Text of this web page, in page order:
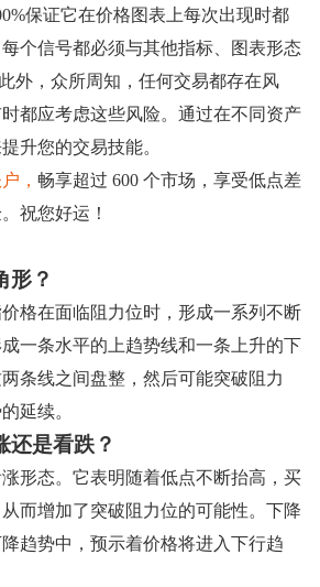
保证它在价格图表上每次出现时都
个信号都必须与其他指标、图表形态
外，众所周知，任何交易都存在风
都应考虑这些风险。通过在不同资产
升您的交易技能。
， 畅享超过 600 个市场，享受低点差
祝您好运！
形？
价格在面临阻力位时，形成一系列不断
一条水平的上趋势线和一条上升的下
条线之间盘整，然后可能突破阻力
延续。
还是看跌？
涨形态。它表明随着低点不断抬高，买
而增加了突破阻力位的可能性。下降
趋势中，预示着价格将进入下行趋